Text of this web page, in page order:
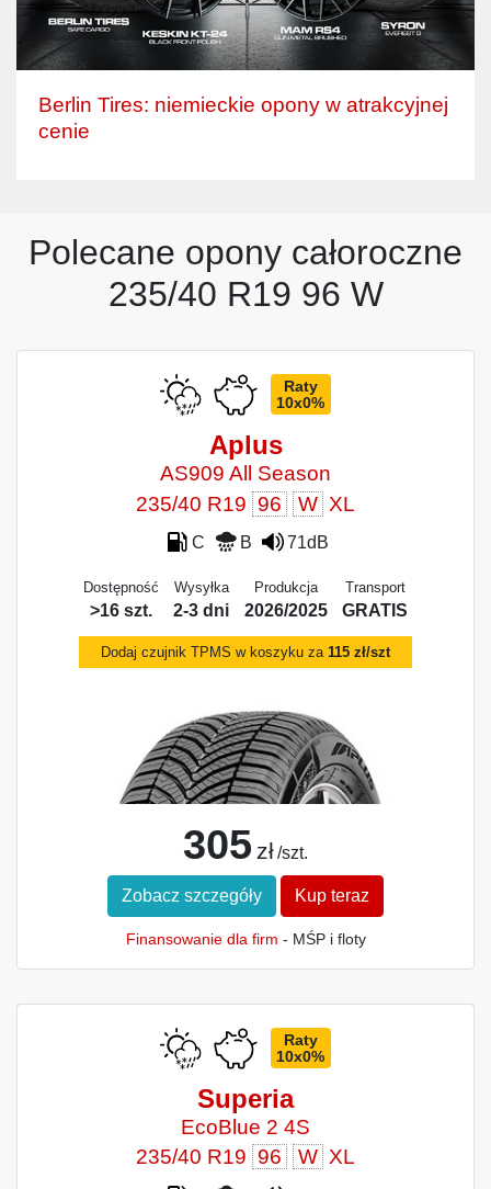
Berlin Tires: niemieckie opony w atrakcyjnej
cenie
Polecane opony całoroczne
235/40 R19 96 W
Raty
10x0%
Aplus
AS909 All Season
235/40 R19 96 W XL
C B 71dB
Dostępność
>16 szt.
Wysyłka
2-3 dni
Produkcja
2026/2025
Transport
GRATIS
Dodaj czujnik TPMS w koszyku za 115 zł/szt
305 zł /szt.
Zobacz szczegóły Kup teraz
Finansowanie dla firm - MŚP i floty
Raty
10x0%
Superia
EcoBlue 2 4S
235/40 R19 96 W XL